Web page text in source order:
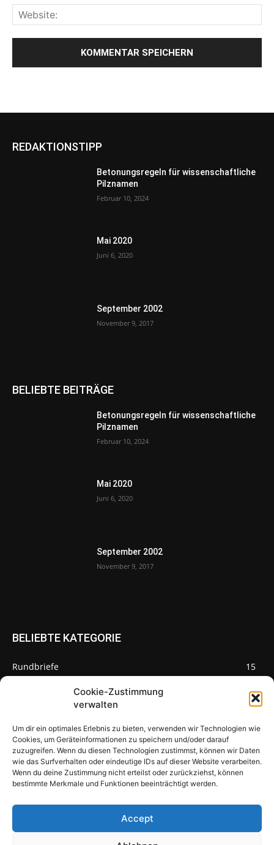
Cookie-Zustimmung
verwalten
Um dir ein optimales Erlebnis zu bieten, verwenden wir Technologien wie
Cookies, um Geräteinformationen zu speichern und/oder darauf
zuzugreifen. Wenn du diesen Technologien zustimmst, können wir Daten
wie das Surfverhalten oder eindeutige IDs auf dieser Website verarbeiten.
Wenn du deine Zustimmung nicht erteilst oder zurückziehst, können
bestimmte Merkmale und Funktionen beeinträchtigt werden.
Accept
REDAKTIONSTIPP
Betonungsregeln für wissenschaftliche
Pilznamen
Februar 10, 2024
Mai 2020
Juni 6, 2020
September 2002
November 9, 2017
BELIEBTE BEITRÄGE
Betonungsregeln für wissenschaftliche
Pilznamen
Februar 10, 2024
Mai 2020
Juni 6, 2020
September 2002
November 9, 2017
BELIEBTE KATEGORIE
Rundbriefe
15
Pilzseite
Seltene Pilze aus Mainfranken und
Deutschland